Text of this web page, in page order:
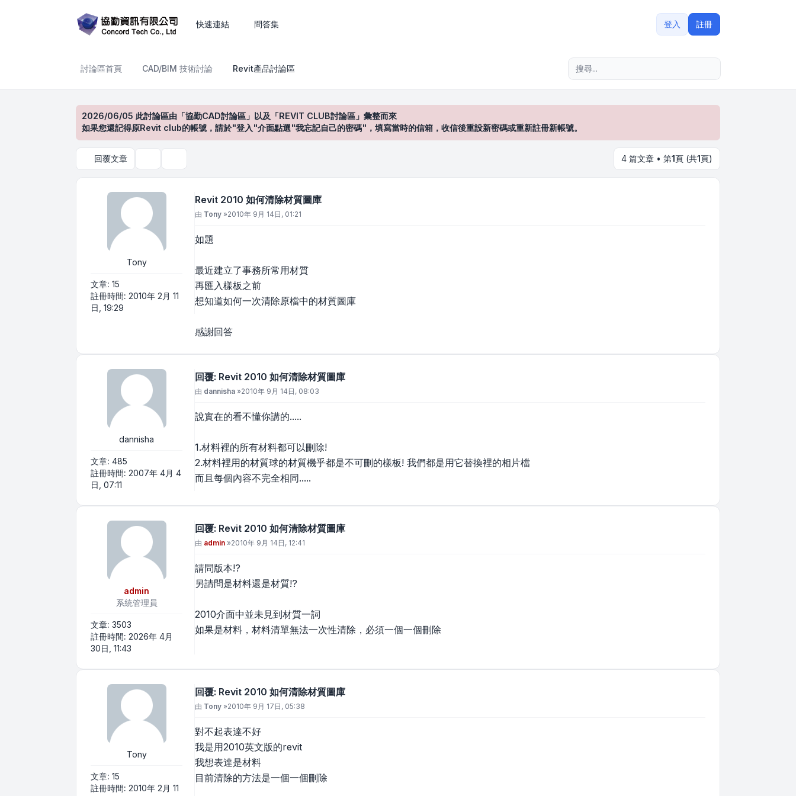
快速連結 問答集 登入 註冊
討論區首頁 CAD/BIM 技術討論 Revit產品討論區
2026/06/05 此討論區由「協勤CAD討論區」以及「REVIT CLUB討論區」彙整而來
如果您還記得原Revit club的帳號，請於"登入"介面點選"我忘記自己的密碼"，填寫當時的信箱，收信後重設新密碼或重新註冊新帳號。
回覆文章 4 篇文章 • 第1頁 (共1頁)
Tony
文章: 15
註冊時間: 2010年 2月 11
日, 19:29
Revit 2010 如何清除材質圖庫
文章
由 Tony »2010年 9月 14日, 01:21
如題
最近建立了事務所常用材質
再匯入樣板之前
想知道如何一次清除原檔中的材質圖庫
感謝回答
dannisha
文章: 485
註冊時間: 2007年 4月 4
日, 07:11
回覆: Revit 2010 如何清除材質圖庫
文章
由 dannisha »2010年 9月 14日, 08:03
說實在的看不懂你講的.....
1.材料裡的所有材料都可以刪除!
2.材料裡用的材質球的材質機乎都是不可刪的樣板! 我們都是用它替換裡的相片檔
而且每個內容不完全相同.....
admin
系統管理員
文章: 3503
註冊時間: 2026年 4月
30日, 11:43
回覆: Revit 2010 如何清除材質圖庫
文章
由 admin »2010年 9月 14日, 12:41
請問版本!?
另請問是材料還是材質!?
2010介面中並未見到材質一詞
如果是材料，材料清單無法一次性清除，必須一個一個刪除
Tony
文章: 15
註冊時間: 2010年 2月 11
回覆: Revit 2010 如何清除材質圖庫
文章
由 Tony »2010年 9月 17日, 05:38
對不起表達不好
我是用2010英文版的revit
我想表達是材料
目前清除的方法是一個一個刪除